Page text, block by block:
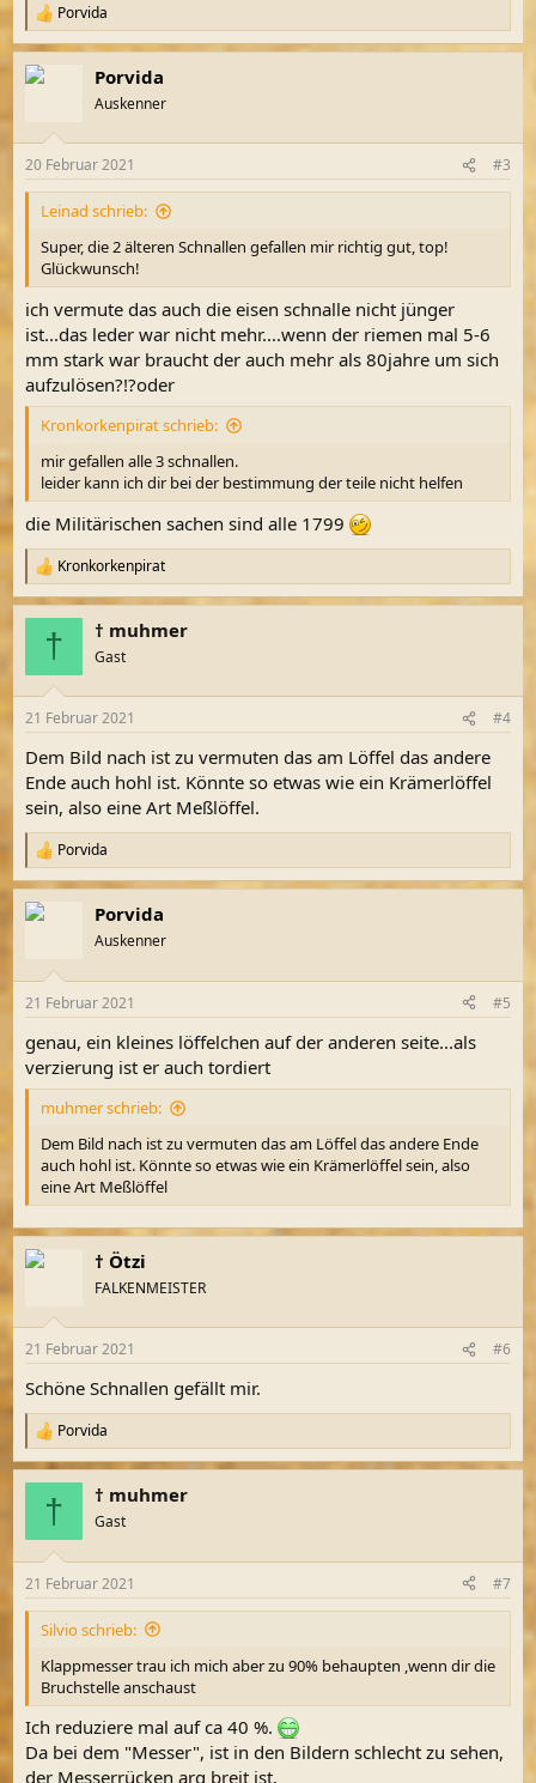
R
e
a
k
e
n
Porvida
Porvida
Auskenner
20 Februar 2021 #3
Leinad schrieb:
Super, die 2 älteren Schnallen gefallen mir richtig gut, top!
Glückwunsch!
ich vermute das auch die eisen schnalle nicht jünger
ist...das leder war nicht mehr....wenn der riemen mal 5-6
mm stark war braucht der auch mehr als 80jahre um sich
aufzulösen?!?oder
Kronkorkenpirat schrieb:
mir gefallen alle 3 schnallen.
leider kann ich dir bei der bestimmung der teile nicht helfen
die Militärischen sachen sind alle 1799
R
e
a
e
:
Kronkorkenpirat
† † muhmer
Gast
21 Februar 2021 #4
Dem Bild nach ist zu vermuten das am Löffel das andere
Ende auch hohl ist. Könnte so etwas wie ein Krämerlöffel
sein, also eine Art Meßlöffel.
R
e
a
k
e
:
Porvida
Porvida
Auskenner
21 Februar 2021 #5
genau, ein kleines löffelchen auf der anderen seite...als
verzierung ist er auch tordiert
muhmer schrieb:
Dem Bild nach ist zu vermuten das am Löffel das andere Ende
auch hohl ist. Könnte so etwas wie ein Krämerlöffel sein, also
eine Art Meßlöffel
† Ötzi
FALKENMEISTER
21 Februar 2021 #6
Schöne Schnallen gefällt mir.
R
e
a
e
n
Porvida
† † muhmer
Gast
21 Februar 2021 #7
Silvio schrieb:
Klappmesser trau ich mich aber zu 90% behaupten ,wenn dir die
Bruchstelle anschaust
Ich reduziere mal auf ca 40 %.
Da bei dem "Messer", ist in den Bildern schlecht zu sehen,
der Messerrücken arg breit ist,